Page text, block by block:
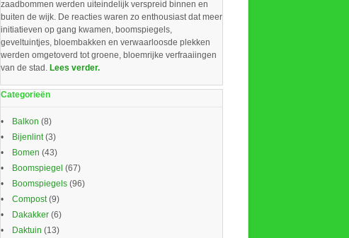
zaadbommen werden uiteindelijk verspreid binnen en
buiten de wijk. De reacties waren zo enthousiast dat meer
initiatieven op gang kwamen, boomspiegels,
geveltuintjes, bloembakken en verwaarloosde plekken
werden omgetoverd tot groene, bloemrijke verfraaiingen
van de stad. Lees verder.
Categorieën
Balkon (8)
Bijenlint(3)
Bomen (43)
Boomspiegel (67)
Boomspiegels(96)
Compost(9)
Dakakker(6)
Daktuin (13)